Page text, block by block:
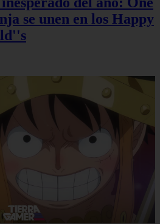
se unen en los Happy